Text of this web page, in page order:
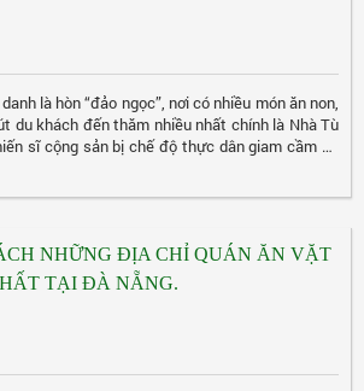
là hòn “đảo ngọc”, nơi có nhiều món ăn non,
du khách đến thăm nhiều nhất chính là Nhà Tù
sĩ cộng sản bị chế độ thực dân giam cầm và
NHỮNG ĐỊA CHỈ QUÁN ĂN VẶT
TẠI ĐÀ NẴNG.